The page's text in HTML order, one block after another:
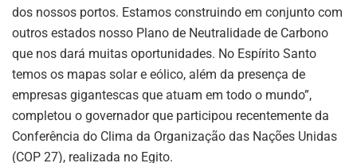
dos nossos portos. Estamos construindo em conjunto com
outros estados nosso Plano de Neutralidade de Carbono
que nos dará muitas oportunidades. No Espírito Santo
temos os mapas solar e eólico, além da presença de
empresas gigantescas que atuam em todo o mundo”,
completou o governador que participou recentemente da
Conferência do Clima da Organização das Nações Unidas
(COP 27), realizada no Egito.